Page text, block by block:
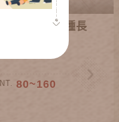
8mm黑管(兩種長
NT. 80~160